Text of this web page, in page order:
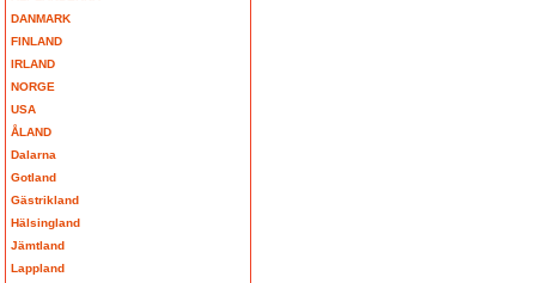
DANMARK
FINLAND
IRLAND
NORGE
USA
ÅLAND
Dalarna
Gotland
Gästrikland
Hälsingland
Jämtland
Lappland